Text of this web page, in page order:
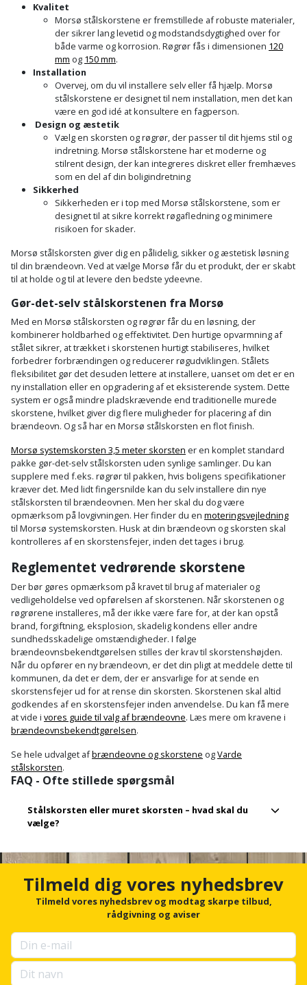
Kvalitet
Morsø stålskorstene er fremstillede af robuste materialer,
der sikrer lang levetid og modstandsdygtighed over for
både varme og korrosion. Røgrør fås i dimensionen 120
mm og 150 mm.
Installation
Overvej, om du vil installere selv eller få hjælp. Morsø
stålskorstene er designet til nem installation, men det kan
være en god idé at konsultere en fagperson.
Design og æstetik
Vælg en skorsten og røgrør, der passer til dit hjems stil og
indretning. Morsø stålskorstene har et moderne og
stilrent design, der kan integreres diskret eller fremhæves
som en del af din boligindretning
Sikkerhed
Sikkerheden er i top med Morsø stålskorstene, som er
designet til at sikre korrekt røgafledning og minimere
risikoen for skader.
Morsø stålskorsten giver dig en pålidelig, sikker og æstetisk løsning
til din brændeovn. Ved at vælge Morsø får du et produkt, der er skabt
til at holde og til at levere den bedste ydeevne.
Gør-det-selv stålskorstenen fra Morsø
Med en Morsø stålskorsten og røgrør får du en løsning, der
kombinerer holdbarhed og effektivitet. Den hurtige opvarmning af
stålet sikrer, at trækket i skorstenen hurtigt stabiliseres, hvilket
forbedrer forbrændingen og reducerer røgudviklingen. Stålets
fleksibilitet gør det desuden lettere at installere, uanset om det er en
ny installation eller en opgradering af et eksisterende system. Dette
system er også mindre pladskrævende end traditionelle murede
skorstene, hvilket giver dig flere muligheder for placering af din
brændeovn. Og så har en Morsø stålskorsten en flot finish.
Morsø systemskorsten 3,5 meter skorsten er en komplet standard
pakke gør-det-selv stålskorsten uden synlige samlinger. Du kan
supplere med f.eks. røgrør til pakken, hvis boligens specifikationer
kræver det. Med lidt fingersnilde kan du selv installere din nye
stålskorsten til brændeovnen. Men her skal du dog være
opmærksom på lovgivningen. Her finder du en moteringsvejledning
til Morsø systemskorsten. Husk at din brændeovn og skorsten skal
kontrolleres af en skorstensfejer, inden det tages i brug.
Reglementet vedrørende skorstene
Der bør gøres opmærksom på kravet til brug af materialer og
vedligeholdelse ved opførelsen af skorstenen. Når skorstenen og
røgrørene installeres, må der ikke være fare for, at der kan opstå
brand, forgiftning, eksplosion, skadelig kondens eller andre
sundhedsskadelige omstændigheder. I følge
brændeovnsbekendtgørelsen stilles der krav til skorstenshøjden.
Når du opfører en ny brændeovn, er det din pligt at meddele dette til
kommunen, da det er dem, der er ansvarlige for at sende en
skorstensfejer ud for at rense din skorsten. Skorstenen skal altid
godkendes af en skorstensfejer inden anvendelse. Du kan få mere
at vide i vores guide til valg af brændeovne. Læs mere om kravene i
brændeovnsbekendtgørelsen.
Se hele udvalget afbrændeovne og skorstene ogVarde
stålskorsten.
FAQ - Ofte stillede spørgsmål
Stålskorsten eller muret skorsten – hvad skal du
vælge?
skorsten, er der flere faktorer, du skal overveje. En
stålskorsten er lettere at installere og kræver færre
materialer og ressourcer, hvilket gør den til et mere
omkostningseffektivt valg. Den er også fleksibel og kan
bruges i både nye og eksisterende bygninger. På den anden
side er en muret skorsten mere robust og holdbar over tid,
hvilket gør den til et godt valg, hvis du ønsker en løsning, der
kræver minimal vedligeholdelse på lang sigt. En muret
Tilmeld dig vores nyhedsbrev
Tilmeld vores nyhedsbrev og modtag skarpe tilbud,
rådgivning og aviser